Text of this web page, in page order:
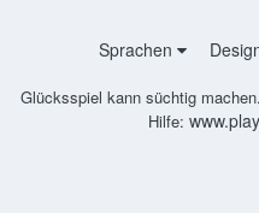
Sprachen
Glücksspiel kann süchtig
Hilfe: